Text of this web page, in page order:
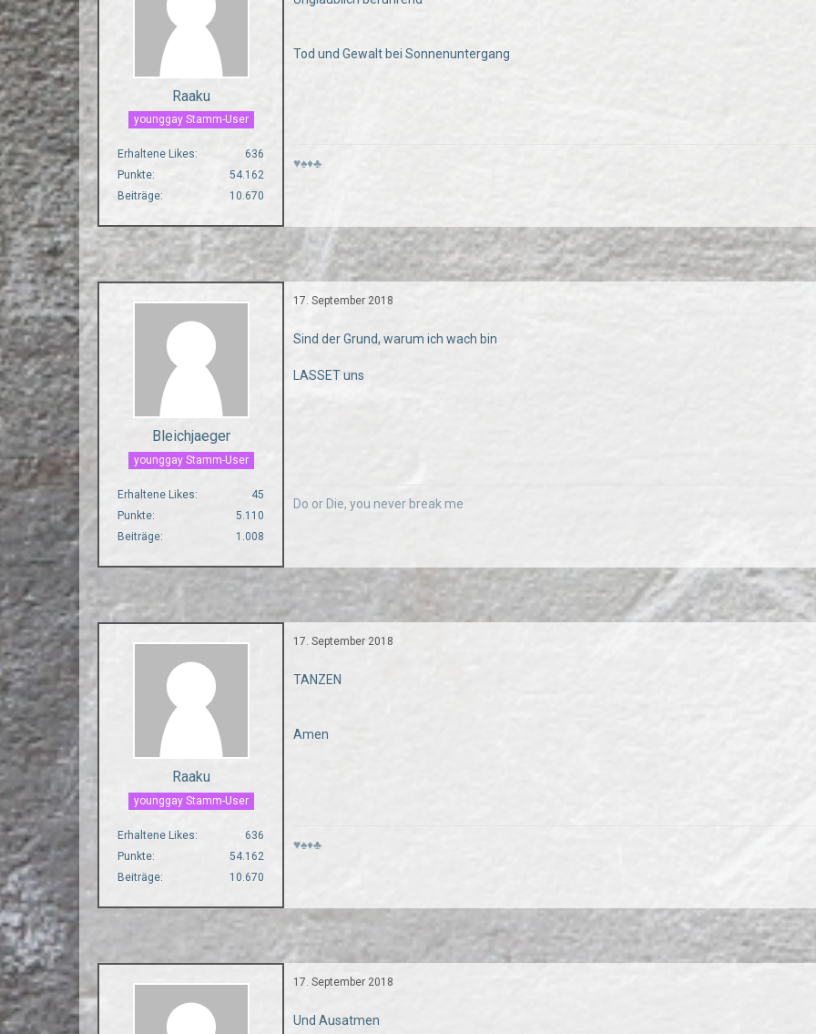
Raaku
younggay Stamm-User
Erhaltene Likes
636
Punkte
54.162
Beiträge
10.670
Tod und Gewalt bei Sonnenuntergang
♥♠♦♣
Bleichjaeger
younggay Stamm-User
Erhaltene Likes
45
Punkte
5.110
Beiträge
1.008
17. September 2018
Sind der Grund, warum ich wach bin
LASSET uns
Do or Die, you never break me
Raaku
younggay Stamm-User
Erhaltene Likes
636
Punkte
54.162
Beiträge
10.670
17. September 2018
TANZEN
Amen
♥♠♦♣
17. September 2018
Und Ausatmen